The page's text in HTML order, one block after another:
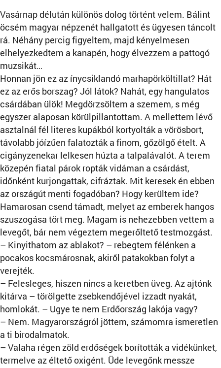
Vasárnap délután különös dolog történt velem. Bálint
öcsém magyar népzenét hallgatott és ügyesen táncolt
rá. Néhány percig figyeltem, majd kényelmesen
elhelyezkedtem a kanapén, hogy élvezzem a pattogó
muzsikát…
Honnan jön ez az ínycsiklandó marhapörköltillat? Hát
ez az erős borszag? Jól látok? Nahát, egy hangulatos
csárdában ülök! Megdörzsöltem a szemem, s még
egyszer alaposan körülpillantottam. A mellettem lévő
asztalnál fél literes kupákból kortyolták a vörösbort,
távolabb jóízűen falatozták a finom, gőzölgő ételt. A
cigányzenekar lelkesen húzta a talpalávalót. A terem
közepén fiatal párok ropták vidáman a csárdást,
időnként kurjongattak, cifráztak. Mit keresek én ebben
az országút menti fogadóban? Hogy kerültem ide?
Hamarosan csend támadt, melyet az emberek hangos
szuszogása tört meg. Magam is nehezebben vettem a
levegőt, bár nem végeztem megerőltető testmozgást.
– Kinyithatom az ablakot? – rebegtem félénken a
pocakos kocsmárosnak, akiről patakokban folyt a
verejték.
– Felesleges, hiszen nincs a keretben üveg. Az ajtónk
kitárva – törölgette zsebkendőjével izzadt nyakát,
homlokát. – Ugye te nem Erdőország lakója vagy?
– Nem. Magyarországról jöttem, számomra ismeretlen
a ti birodalmatok.
– Valaha régen zöld erdőségek borították a vidékünket,
termelve az éltető oxigént. Üde levegőnk messze